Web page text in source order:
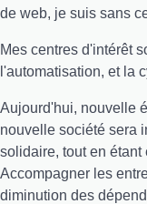
de web, je suis sans
Mes centres d'intérêt
l'automatisation, et la
Aujourd'hui, nouvelle
nouvelle société sera
solidaire, tout en
Accompagner les
diminution des